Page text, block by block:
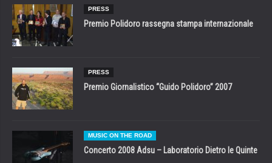
PRESS
Premio Polidoro rassegna stampa internazionale
PRESS
Premio Giornalistico “Guido Polidoro” 2007
MUSIC ON THE ROAD
Concerto 2008 Adsu – Laboratorio Dietro le Quinte